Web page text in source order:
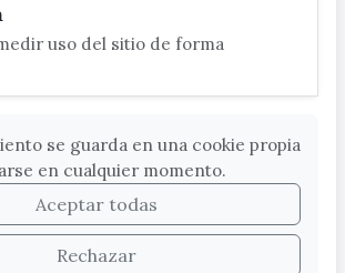
uso del sitio de forma
se guarda en una cookie propia
en cualquier momento.
Aceptar todas
Rechazar